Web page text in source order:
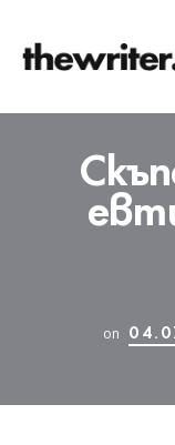
on